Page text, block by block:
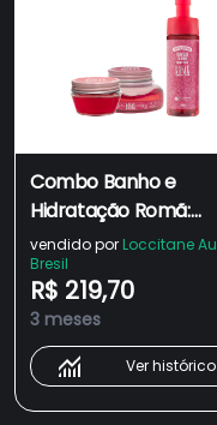
Combo Banho e
Hidratação Romã:
Chantilly, Gelatina e
Geleia Hidratante
vendido por Loccitane Au
Bresil
R$ 219,70
3 meses
Ver histórico